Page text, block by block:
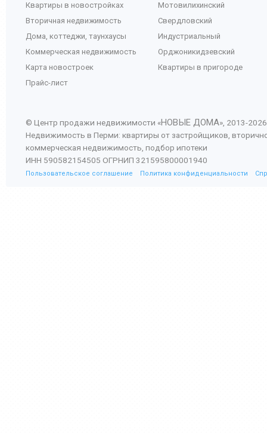
Квартиры в новостройках
Вторичная недвижимость
Дома, коттеджи, таунхаусы
Коммерческая недвижимость
Карта новостроек
Прайс-лист
Мотовилихинский
Свердловский
Индустриальный
Орджоникидзевский
Квартиры в пригороде
© Центр продажи недвижимости «НОВЫЕ ДОМА», 2013-2026
Недвижимость в Перми: квартиры от застройщиков,
коммерческая недвижимость, подбор ипотеки
ИНН 590582154505 ОГРНИП 321595800001940
Пользовательское соглашение Политика конфиденциальности